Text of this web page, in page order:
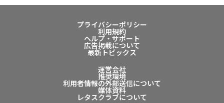
プライバシーポリシー
利用規約
ヘルプ・サポート
広告掲載について
最新トピックス
運営会社
推奨環境
利用者情報の外部送信について
媒体資料
レタスクラブについて